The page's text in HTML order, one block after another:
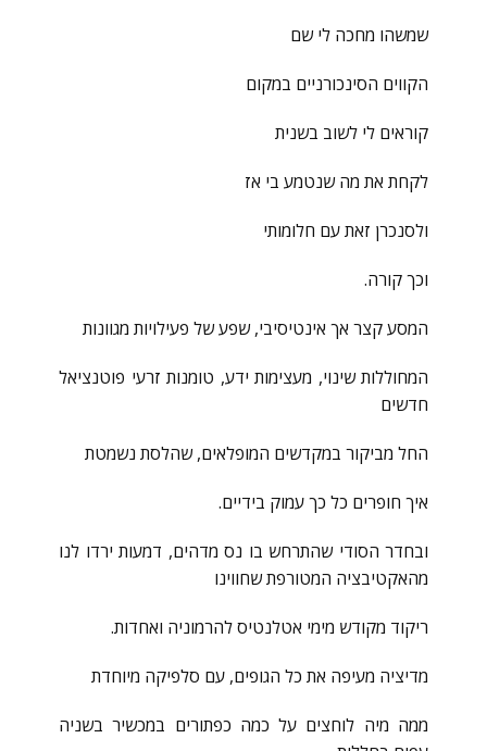
שמשהו מחכה לי שם
הקווים הסינכורניים במקום
קוראים לי לשוב בשנית
לקחת את מה שנטמע בי אז
ולסנכרן זאת עם חלומותי
וכך קורה.
המסע קצר אך אינטיסיבי, שפע של פעילויות מגוונות
המחוללות שינוי, מעצימות ידע, טומנות זרעי פוטנציאל
חדשים
החל מביקור במקדשים המופלאים, שהלסת נשמטת
איך חופרים כל כך עמוק בידיים.
ובחדר הסודי שהתרחש בו נס מדהים, דמעות ירדו לנו
מהאקטיבציה המטורפת שחווינו
ריקוד מקודש מימי אטלנטיס להרמוניה ואחדות.
מדיציה מעיפה את כל הגופים, עם סלפיקה מיוחדת
ממה מיה לוחצים על כמה כפתורים במכשיר בשניה